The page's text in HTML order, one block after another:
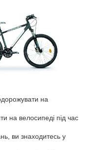
на
на велосипеді під час
ви знаходитесь у